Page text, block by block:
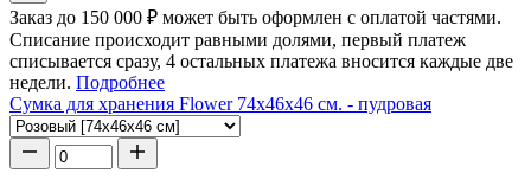
Заказ до 150 000 ₽ может быть оформлен с оплатой частями.
Списание происходит равными долями, первый платеж
списывается сразу, 4 остальных платежа вносится каждые две
недели. Подробнее
Сумка для хранения Flower 74x46x46 см. - пудровая